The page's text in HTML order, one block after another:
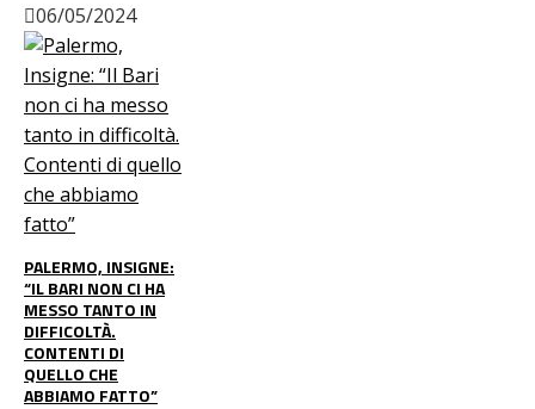
06/05/2024
PALERMO, INSIGNE:
“IL BARI NON CI HA
MESSO TANTO IN
DIFFICOLTÀ.
CONTENTI DI
QUELLO CHE
ABBIAMO FATTO”